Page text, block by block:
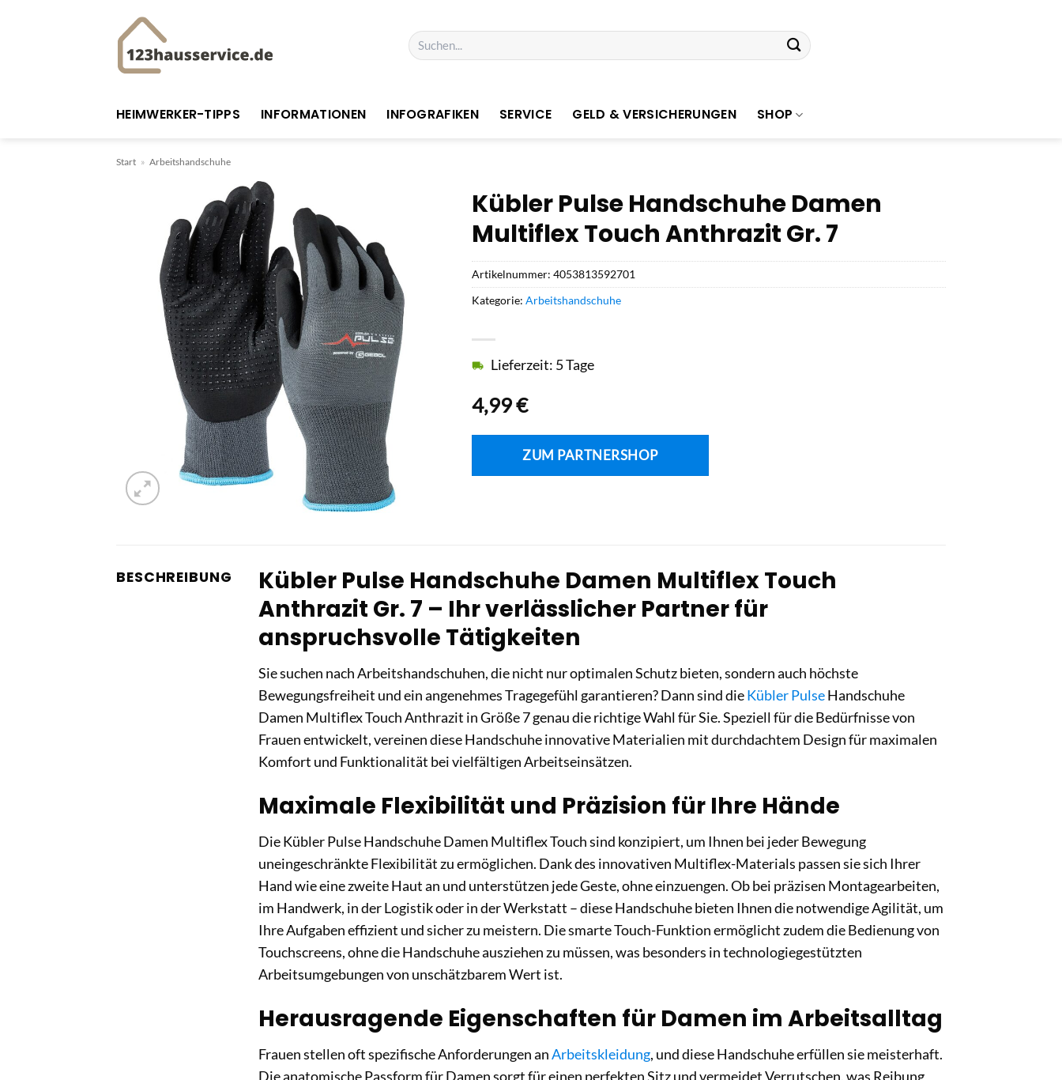
Suchen
nach:
HEIMWERKER-TIPPS INFORMATIONEN INFOGRAFIKEN SERVICE GELD & VERSICHERUNGEN SHOP
Start » Arbeitshandschuhe
Kübler Pulse Handschuhe Damen
Multiflex Touch Anthrazit Gr. 7
4,99€
Lieferzeit: 5 Tage
ZUM PARTNERSHOP
Artikelnummer: 4053813592701
Kategorie: Arbeitshandschuhe
BESCHREIBUNG
Kübler Pulse Handschuhe Damen Multiflex Touch
Anthrazit Gr. 7 – Ihr verlässlicher Partner für
anspruchsvolle Tätigkeiten
Sie suchen nach Arbeitshandschuhen, die nicht nur optimalen Schutz bieten, sondern auch höchste
Bewegungsfreiheit und ein angenehmes Tragegefühl garantieren? Dann sind dieKübler PulseHandschuhe
Damen Multiflex Touch Anthrazit in Größe 7 genau die richtige Wahl für Sie. Speziell für die Bedürfnisse von
Frauen entwickelt, vereinen diese Handschuhe innovative Materialien mit durchdachtem Design für maximalen
Komfort und Funktionalität bei vielfältigen Arbeitseinsätzen.
Maximale Flexibilität und Präzision für Ihre Hände
Die Kübler Pulse Handschuhe Damen Multiflex Touch sind konzipiert, um Ihnen bei jeder Bewegung
uneingeschränkte Flexibilität zu ermöglichen. Dank des innovativen Multiflex-Materials passen sie sich Ihrer
Hand wie eine zweite Haut an und unterstützen jede Geste, ohne einzuengen. Ob bei präzisen Montagearbeiten,
im Handwerk, in der Logistik oder in der Werkstatt – diese Handschuhe bieten Ihnen die notwendige Agilität, um
Ihre Aufgaben effizient und sicher zu meistern. Die smarte Touch-Funktion ermöglicht zudem die Bedienung von
Touchscreens, ohne die Handschuhe ausziehen zu müssen, was besonders in technologiegestützten
Arbeitsumgebungen von unschätzbarem Wert ist.
Herausragende Eigenschaften für Damen im Arbeitsalltag
Frauen stellen oft spezifische Anforderungen anArbeitskleidung, und diese Handschuhe erfüllen sie meisterhaft.